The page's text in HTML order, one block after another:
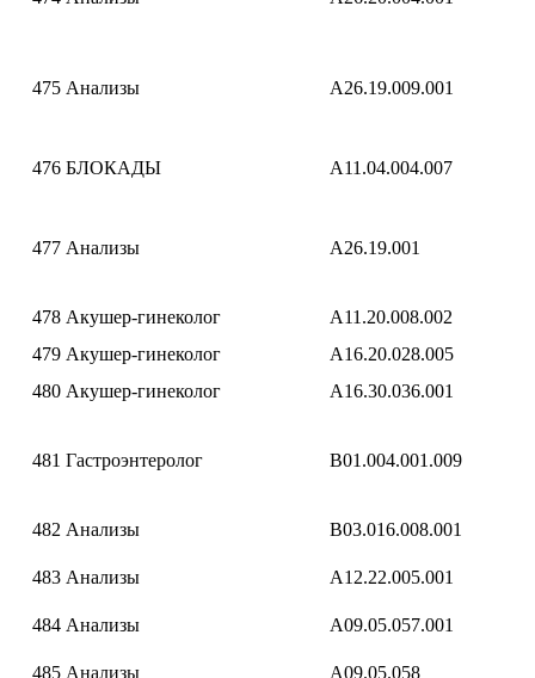
475 Анализы A26.19.009.001
476 БЛОКАДЫ A11.04.004.007
477 Анализы A26.19.001
478 Акушер-гинеколог
A11.20.008.002
479 Акушер-гинеколог
A16.20.028.005
480 Акушер-гинеколог A16.30.036.001
481 Гастроэнтеролог B01.004.001.009
482 Анализы B03.016.008.001
483 Анализы A12.22.005.001
484 Анализы A09.05.057.001
485 Анализы A09.05.058